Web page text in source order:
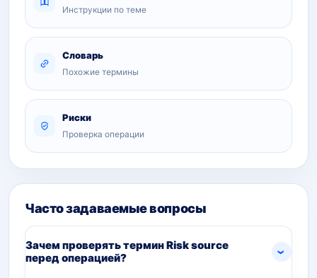
Инструкции по теме
Словарь
Похожие термины
Риски
Проверка операции
Часто задаваемые вопросы
Зачем проверять термин Risk source
перед операцией?